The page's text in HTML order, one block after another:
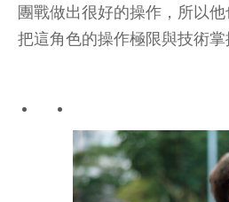
團戰做出很好的操作，所以
把這角色的操作極限與技術掌